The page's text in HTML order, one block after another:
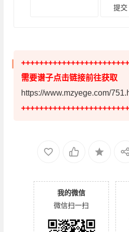
需要谱子点击链接前往获取
https://www.mzyege.com/
我的微信
微信扫一扫